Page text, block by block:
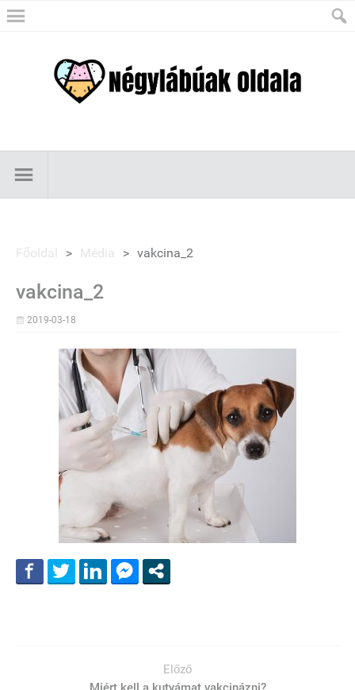
Főoldal > Média > vakcina_2
vakcina_2
2019-03-18
Előző